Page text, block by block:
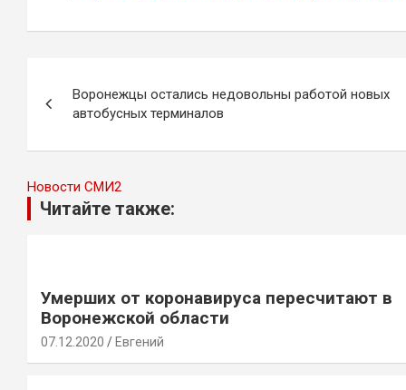
по
записям
Воронежцы остались недовольны работой новых
автобусных терминалов
Новости СМИ2
Читайте также:
Умерших от коронавируса пересчитают в
Воронежской области
07.12.2020 Евгений